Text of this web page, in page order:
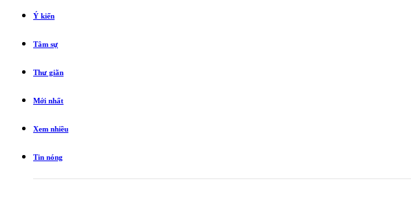
Ý kiến
Tâm sự
Thư giãn
Mới nhất
Xem nhiều
Tin nóng